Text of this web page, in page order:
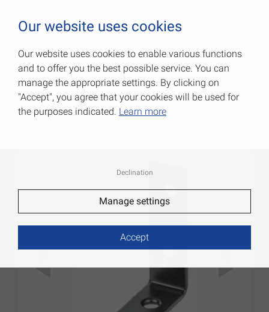
Уголки для стульев
Артикул: 000180060S
Our website uses cookies
Our website uses cookies to enable various functions
and to offer you the best possible service. You can
manage the appropriate settings. By clicking on
"Accept", you agree that your cookies will be used for
the purposes indicated. Learn more
Declination
Manage settings
Accept